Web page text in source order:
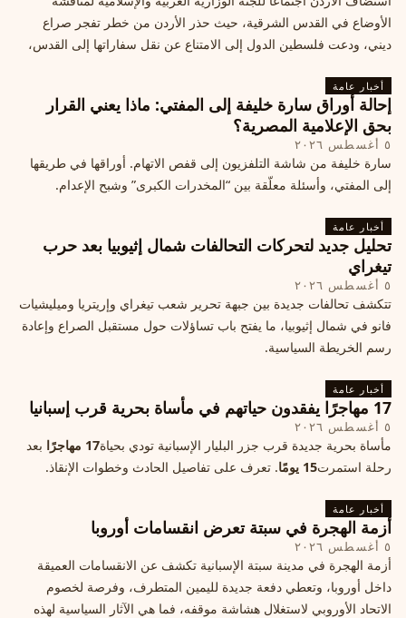
الأوضاع في القدس الشرقية، حيث حذر الأردن من خطر تفجر صراع
ديني، ودعت فلسطين الدول إلى الامتناع عن نقل سفاراتها إلى القدس،
أخبار عامة
إحالة أوراق سارة خليفة إلى المفتي: ماذا يعني القرار
بحق الإعلامية المصرية؟
٥ أغسطس ٢٠٢٦
سارة خليفة من شاشة التلفزيون إلى قفص الاتهام. أوراقها في طريقها
إلى المفتي، وأسئلة معلّقة بين “المخدرات الكبرى” وشبح الإعدام.
أخبار عامة
تحليل جديد لتحركات التحالفات شمال إثيوبيا بعد حرب
تيغراي
٥ أغسطس ٢٠٢٦
تتكشف تحالفات جديدة بين جبهة تحرير شعب تيغراي وإريتريا وميليشيات
فانو في شمال إثيوبيا، ما يفتح باب تساؤلات حول مستقبل الصراع وإعادة
رسم الخريطة السياسية.
أخبار عامة
17 مهاجرًا يفقدون حياتهم في مأساة بحرية قرب إسبانيا
٥ أغسطس ٢٠٢٦
مأساة بحرية جديدة قرب جزر البليار الإسبانية تودي بحياة17 مهاجرًا
بعد
رحلة استمرت15 يومًا . تعرف على تفاصيل الحادث وخطوات الإنقاذ.
أخبار عامة
أزمة الهجرة في سبتة تعرض انقسامات أوروبا
٥ أغسطس ٢٠٢٦
أزمة الهجرة في مدينة سبتة الإسبانية تكشف عن الانقسامات العميقة
داخل أوروبا، وتعطي دفعة جديدة لليمين المتطرف، وفرصة لخصوم
الاتحاد الأوروبي لاستغلال هشاشة موقفه، فما هي الآثار السياسية لهذه